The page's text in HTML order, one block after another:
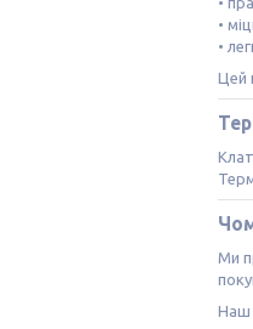
•
•
Цей
Ми
Наш